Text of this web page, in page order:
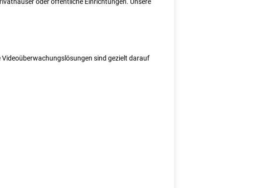
Videoüberwachungslösungen sind gezielt darauf